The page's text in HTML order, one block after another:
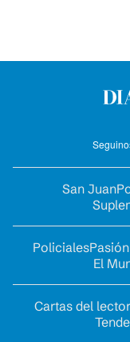
San Juan
Policiales
El
Cartas del lector